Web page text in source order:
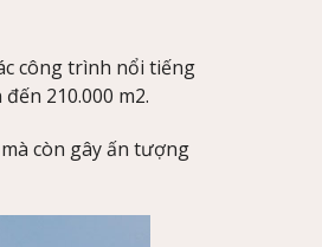
công trình nổi tiếng
210.000 m2.
còn gây ấn tượng